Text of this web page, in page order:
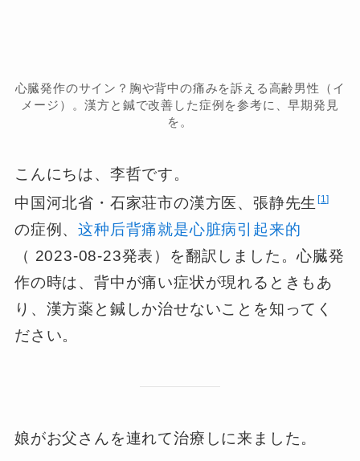
心臓発作のサイン？胸や背中の痛みを訴える高齢男性（イ
メージ）。漢方と鍼で改善した症例を参考に、早期発見
を。
こんにちは、李哲です。
中国河北省・石家荘市の漢方医、張静先生 1
の症例、这种后背痛就是心脏病引起来的
（ 2023-08-23発表）を翻訳しました。心臓発
作の時は、背中が痛い症状が現れるときもあ
り、漢方薬と鍼しか治せないことを知ってく
ださい。
娘がお父さんを連れて治療しに来ました。